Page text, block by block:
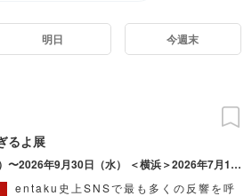
明日 今週末
るよ展
＜東京＞2026年7月1日（水）〜2026年9月30日（水） ＜横浜＞2026年7月17日（金）〜2026年10月18日（日）
entaku史上SNSで最も多くの反響を呼